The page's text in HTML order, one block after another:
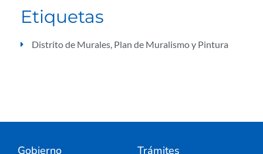
Etiquetas
Distrito de Murales, Plan de Muralismo y Pintura
Gobierno Trámites